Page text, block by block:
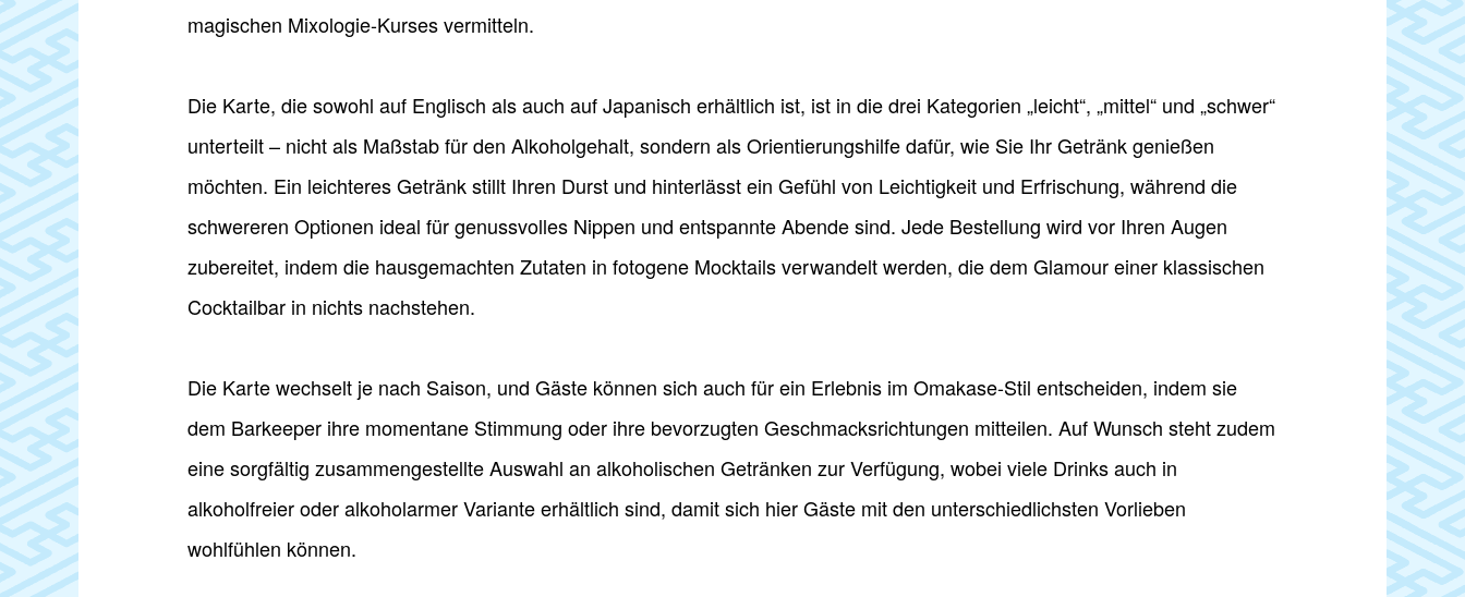
magischen Mixologie-Kurses vermitteln.
Die Karte, die sowohl auf Englisch als auch auf Japanisch erhältlich ist, ist in die drei Kategorien „leicht“, „mittel“ und „schwer“
unterteilt – nicht als Maßstab für den Alkoholgehalt, sondern als Orientierungshilfe dafür, wie Sie Ihr Getränk genießen
möchten. Ein leichteres Getränk stillt Ihren Durst und hinterlässt ein Gefühl von Leichtigkeit und Erfrischung, während die
schwereren Optionen ideal für genussvolles Nippen und entspannte Abende sind. Jede Bestellung wird vor Ihren Augen
zubereitet, indem die hausgemachten Zutaten in fotogene Mocktails verwandelt werden, die dem Glamour einer klassischen
Cocktailbar in nichts nachstehen.
Die Karte wechselt je nach Saison, und Gäste können sich auch für ein Erlebnis im Omakase-Stil entscheiden, indem sie
dem Barkeeper ihre momentane Stimmung oder ihre bevorzugten Geschmacksrichtungen mitteilen. Auf Wunsch steht zudem
eine sorgfältig zusammengestellte Auswahl an alkoholischen Getränken zur Verfügung, wobei viele Drinks auch in
alkoholfreier oder alkoholarmer Variante erhältlich sind, damit sich hier Gäste mit den unterschiedlichsten Vorlieben
wohlfühlen können.